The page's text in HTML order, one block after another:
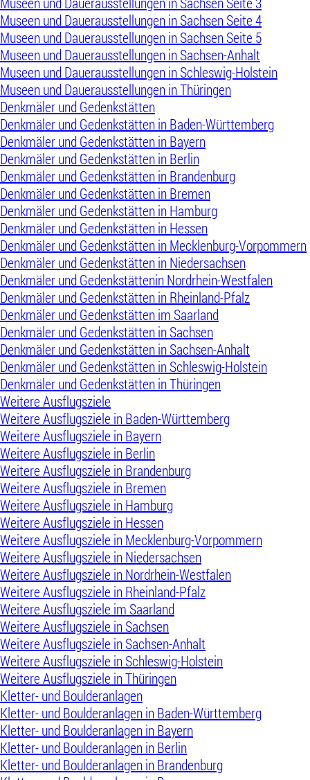
Museen und Dauerausstellungen in Sachsen Seite 4
Museen und Dauerausstellungen in Sachsen Seite 5
Museen und Dauerausstellungen in Sachsen-Anhalt
Museen und Dauerausstellungen in Schleswig-Holstein
Museen und Dauerausstellungen in Thüringen
Denkmäler und Gedenkstätten
Denkmäler und Gedenkstätten in Baden-Württemberg
Denkmäler und Gedenkstätten in Bayern
Denkmäler und Gedenkstätten in Berlin
Denkmäler und Gedenkstätten in Brandenburg
Denkmäler und Gedenkstätten in Bremen
Denkmäler und Gedenkstätten in Hamburg
Denkmäler und Gedenkstätten in Hessen
Denkmäler und Gedenkstätten in Mecklenburg-Vorpommern
Denkmäler und Gedenkstätten in Niedersachsen
Denkmäler und Gedenkstättenin Nordrhein-Westfalen
Denkmäler und Gedenkstätten in Rheinland-Pfalz
Denkmäler und Gedenkstätten im Saarland
Denkmäler und Gedenkstätten in Sachsen
Denkmäler und Gedenkstätten in Sachsen-Anhalt
Denkmäler und Gedenkstätten in Schleswig-Holstein
Denkmäler und Gedenkstätten in Thüringen
Weitere Ausflugsziele
Weitere Ausflugsziele in Baden-Württemberg
Weitere Ausflugsziele in Bayern
Weitere Ausflugsziele in Berlin
Weitere Ausflugsziele in Brandenburg
Weitere Ausflugsziele in Bremen
Weitere Ausflugsziele in Hamburg
Weitere Ausflugsziele in Hessen
Weitere Ausflugsziele in Mecklenburg-Vorpommern
Weitere Ausflugsziele in Niedersachsen
Weitere Ausflugsziele in Nordrhein-Westfalen
Weitere Ausflugsziele in Rheinland-Pfalz
Weitere Ausflugsziele im Saarland
Weitere Ausflugsziele in Sachsen
Weitere Ausflugsziele in Sachsen-Anhalt
Weitere Ausflugsziele in Schleswig-Holstein
Weitere Ausflugsziele in Thüringen
Kletter- und Boulderanlagen
Kletter- und Boulderanlagen in Baden-Württemberg
Kletter- und Boulderanlagen in Bayern
Kletter- und Boulderanlagen in Berlin
Kletter- und Boulderanlagen in Brandenburg